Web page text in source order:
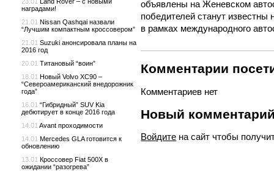
объявлены на Женевском
победителей станут известны
в рамках международного
Комментарии
Комментариев нет
Новый
Войдите на сайт чтобы
наградами!
21.01 Nissan Qashqai назвали
“Лучшим компактным кроссовером”
21.01 Suzuki анонсировала планы на
2016 год
20.01 Титановый “воин”
18.01 Новый Volvo XC90 –
“Североамериканский внедорожник
года”
16.01 “Гибридный” SUV Kia
дебютирует в конце 2016 года
14.01 Avant проходимости
14.01 Mercedes GLA готовится к
обновлению
13.01 Кроссовер Fiat 500X в
ожидании “разогрева”